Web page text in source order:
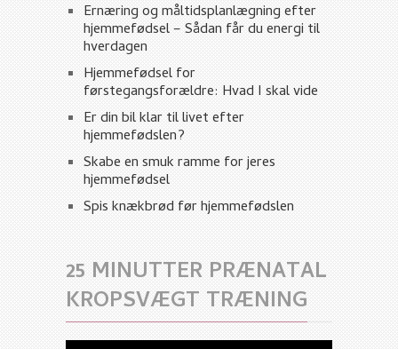
Ernæring og måltidsplanlægning efter
hjemmefødsel – Sådan får du energi til
hverdagen
Hjemmefødsel for
førstegangsforældre: Hvad I skal vide
Er din bil klar til livet efter
hjemmefødslen?
Skabe en smuk ramme for jeres
hjemmefødsel
Spis knækbrød før hjemmefødslen
25 MINUTTER PRÆNATAL
KROPSVÆGT TRÆNING